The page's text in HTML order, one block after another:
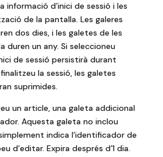
informació d’inici de sessió i les
de la pantalla. Les galeres
dos dies, i les galetes de les
duren un any. Si seleccioneu
de sessió persistirà durant
la sessió, les galetes
suprimides.
un article, una galeta addicional
Aquesta galeta no inclou
indica l’identificador de
d’editar. Expira després d’1 dia.